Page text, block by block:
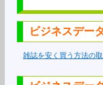
ビジネスデー
雑誌を安く買う方法の